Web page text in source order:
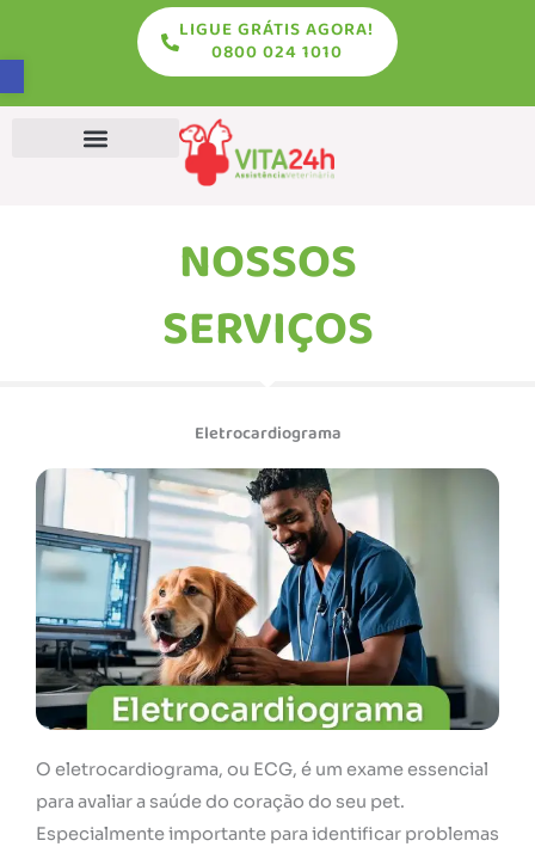
LIGUE GRÁTIS AGORA!
0800 024 1010
NOSSOS
SERVIÇOS
Eletrocardiograma
O eletrocardiograma, ou ECG, é um exame essencial
para avaliar a saúde do coração do seu pet.
Especialmente importante para identificar problemas
Abrir a barra de ferramentas